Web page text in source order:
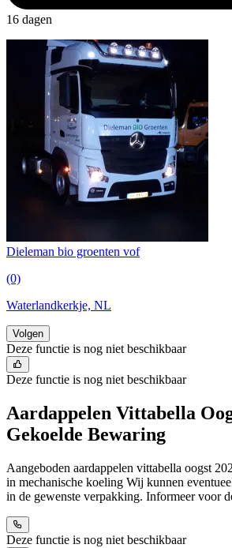
16 dagen
Dieleman bio groenten vof
(0)
Waterlandkerkje, NL
Volgen
Deze functie is nog niet beschikbaar
Deze functie is nog niet beschikbaar
Aardappelen Vittabella
Gekoelde Bewaring
Aangeboden aardappelen vittabella oogst
in mechanische koeling Wij kunnen
in de gewenste verpakking. Informeer voor
Deze functie is nog niet beschikbaar